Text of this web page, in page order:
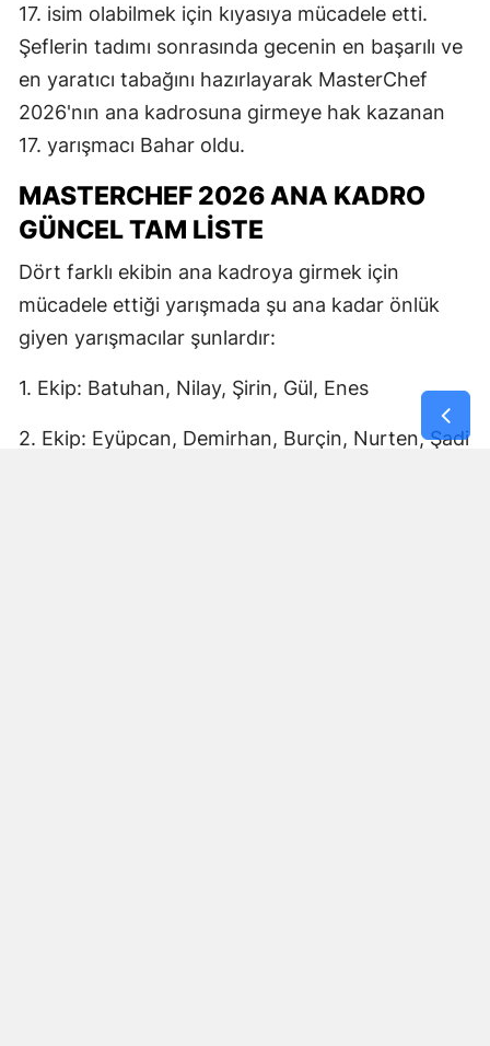
17. isim olabilmek için kıyasıya mücadele etti.
Şeflerin tadımı sonrasında gecenin en başarılı ve
en yaratıcı tabağını hazırlayarak MasterChef
2026'nın ana kadrosuna girmeye hak kazanan
17. yarışmacı Bahar oldu.
MASTERCHEF 2026 ANA KADRO
GÜNCEL TAM LİSTE
Dört farklı ekibin ana kadroya girmek için
mücadele ettiği yarışmada şu ana kadar önlük
giyen yarışmacılar şunlardır:
1. Ekip: Batuhan, Nilay, Şirin, Gül, Enes
2. Ekip: Eyüpcan, Demirhan, Burçin, Nurten, Şadi